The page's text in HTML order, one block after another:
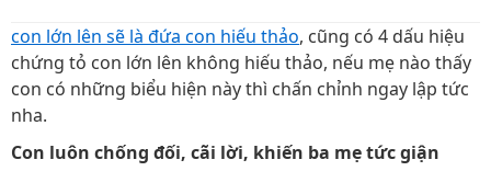
con lớn lên sẽ là đứa con hiếu thảo, cũng có 4 dấu hiệu
chứng tỏ con lớn lên không hiếu thảo, nếu mẹ nào thấy
con có những biểu hiện này thì chấn chỉnh ngay lập tức
nha.
Con luôn chống đối, cãi lời, khiến ba mẹ tức giận